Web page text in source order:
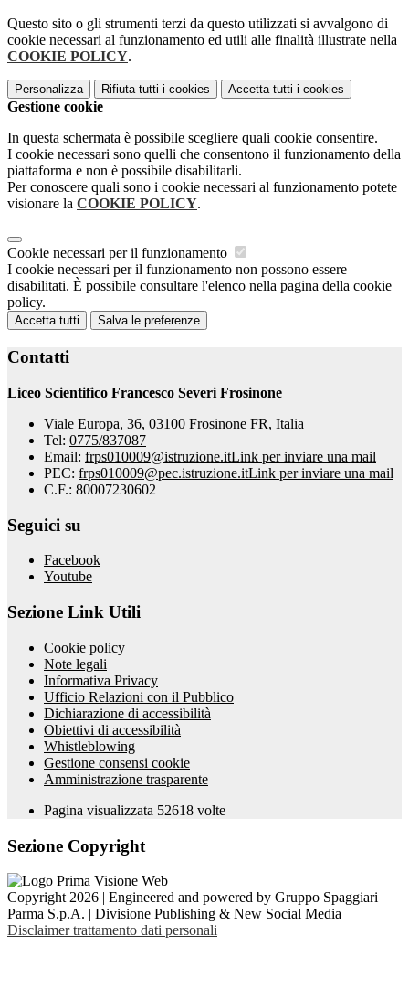
Questo sito o gli strumenti terzi da questo utilizzati si avvalgono di
cookie necessari al funzionamento ed utili alle finalità illustrate nella
COOKIE POLICY.
Personalizza Rifiuta tutti i cookies Accetta tutti i cookies
Gestione cookie
In questa schermata è possibile scegliere quali cookie consentire.
I cookie necessari sono quelli che consentono il funzionamento della
piattaforma e non è possibile disabilitarli.
Per conoscere quali sono i cookie necessari al funzionamento potete
visionare la COOKIE POLICY.
Cookie necessari per il funzionamento
I cookie necessari per il funzionamento non possono essere
disabilitati. È possibile consultare l'elenco nella pagina della cookie
policy.
Accetta tutti Salva le preferenze
Contatti
Liceo Scientifico Francesco Severi Frosinone
Viale Europa, 36, 03100 Frosinone FR, Italia
Tel: 0775/837087
Email: frps010009@istruzione.itLink per inviare una mail
PEC: frps010009@pec.istruzione.itLink per inviare una mail
C.F.: 80007230602
Seguici su
Facebook
Youtube
Sezione Link Utili
Cookie policy
Note legali
Informativa Privacy
Ufficio Relazioni con il Pubblico
Dichiarazione di accessibilità
Obiettivi di accessibilità
Whistleblowing
Gestione consensi cookie
Amministrazione trasparente
Pagina visualizzata 52618 volte
Sezione Copyright
Copyright 2026 | Engineered and powered by Gruppo Spaggiari
Parma S.p.A. | Divisione Publishing & New Social Media
Disclaimer trattamento dati personali